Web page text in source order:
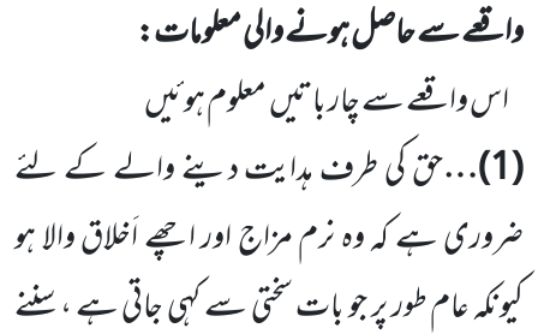
واقعے سے حاصل ہونے والی معلومات:
اس واقعے سے چار باتیںمعلوم ہوئیں
(
1
)…حق کی طرف ہدایت دینے والے کے لئے
ضروری ہے کہ وہ نرم مزاج اور اچھے اَخلاق والا ہو
کیونکہ عام طور پر جو بات سختی سے کہی جاتی ہے ، سننے